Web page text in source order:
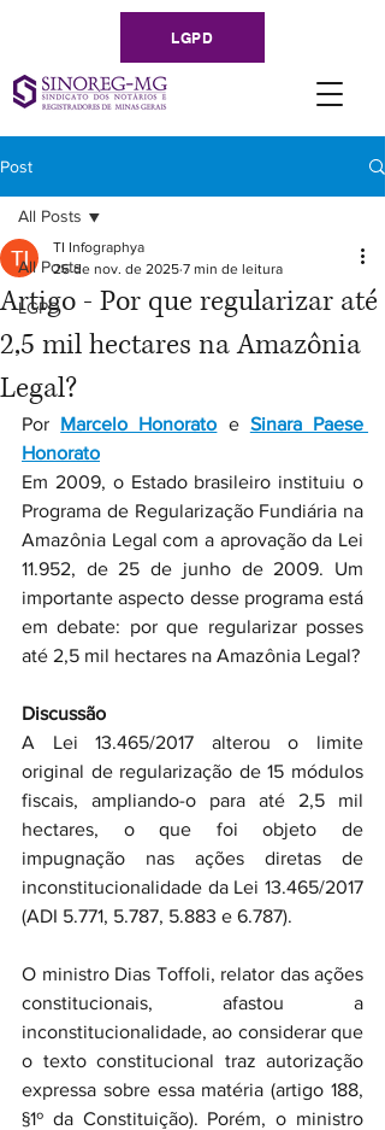
LGPD
Post
All Posts
LGPD
All Posts
Artigo - Por que regularizar até
2,5 mil hectares na Amazônia
Legal?
TI Infographya
26 de nov. de 2025 7 min de leitura
Por Marcelo Honorato e Sinara Paese
Honorato
Em 2009, o Estado brasileiro instituiu o
Programa de Regularização Fundiária na
Amazônia Legal com a aprovação da Lei
11.952, de 25 de junho de 2009. Um
importante aspecto desse programa está
em debate: por que regularizar posses
até 2,5 mil hectares na Amazônia Legal?
Discussão
A Lei 13.465/2017 alterou o limite
original de regularização de 15 módulos
fiscais, ampliando-o para até 2,5 mil
hectares, o que foi objeto de
impugnação nas ações diretas de
inconstitucionalidade da Lei 13.465/2017
(ADI 5.771, 5.787, 5.883 e 6.787).
O ministro Dias Toffoli, relator das ações
constitucionais, afastou a
inconstitucionalidade, ao considerar que
o texto constitucional traz autorização
expressa sobre essa matéria (artigo 188,
§1º da Constituição). Porém, o ministro